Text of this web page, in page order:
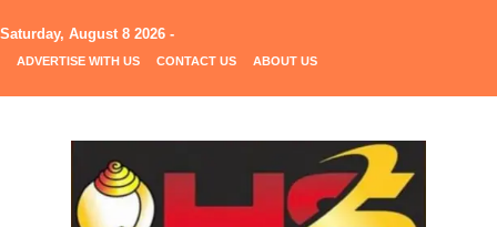
Saturday, August 8 2026 -
ADVERTISE WITH US CONTACT US ABOUT US